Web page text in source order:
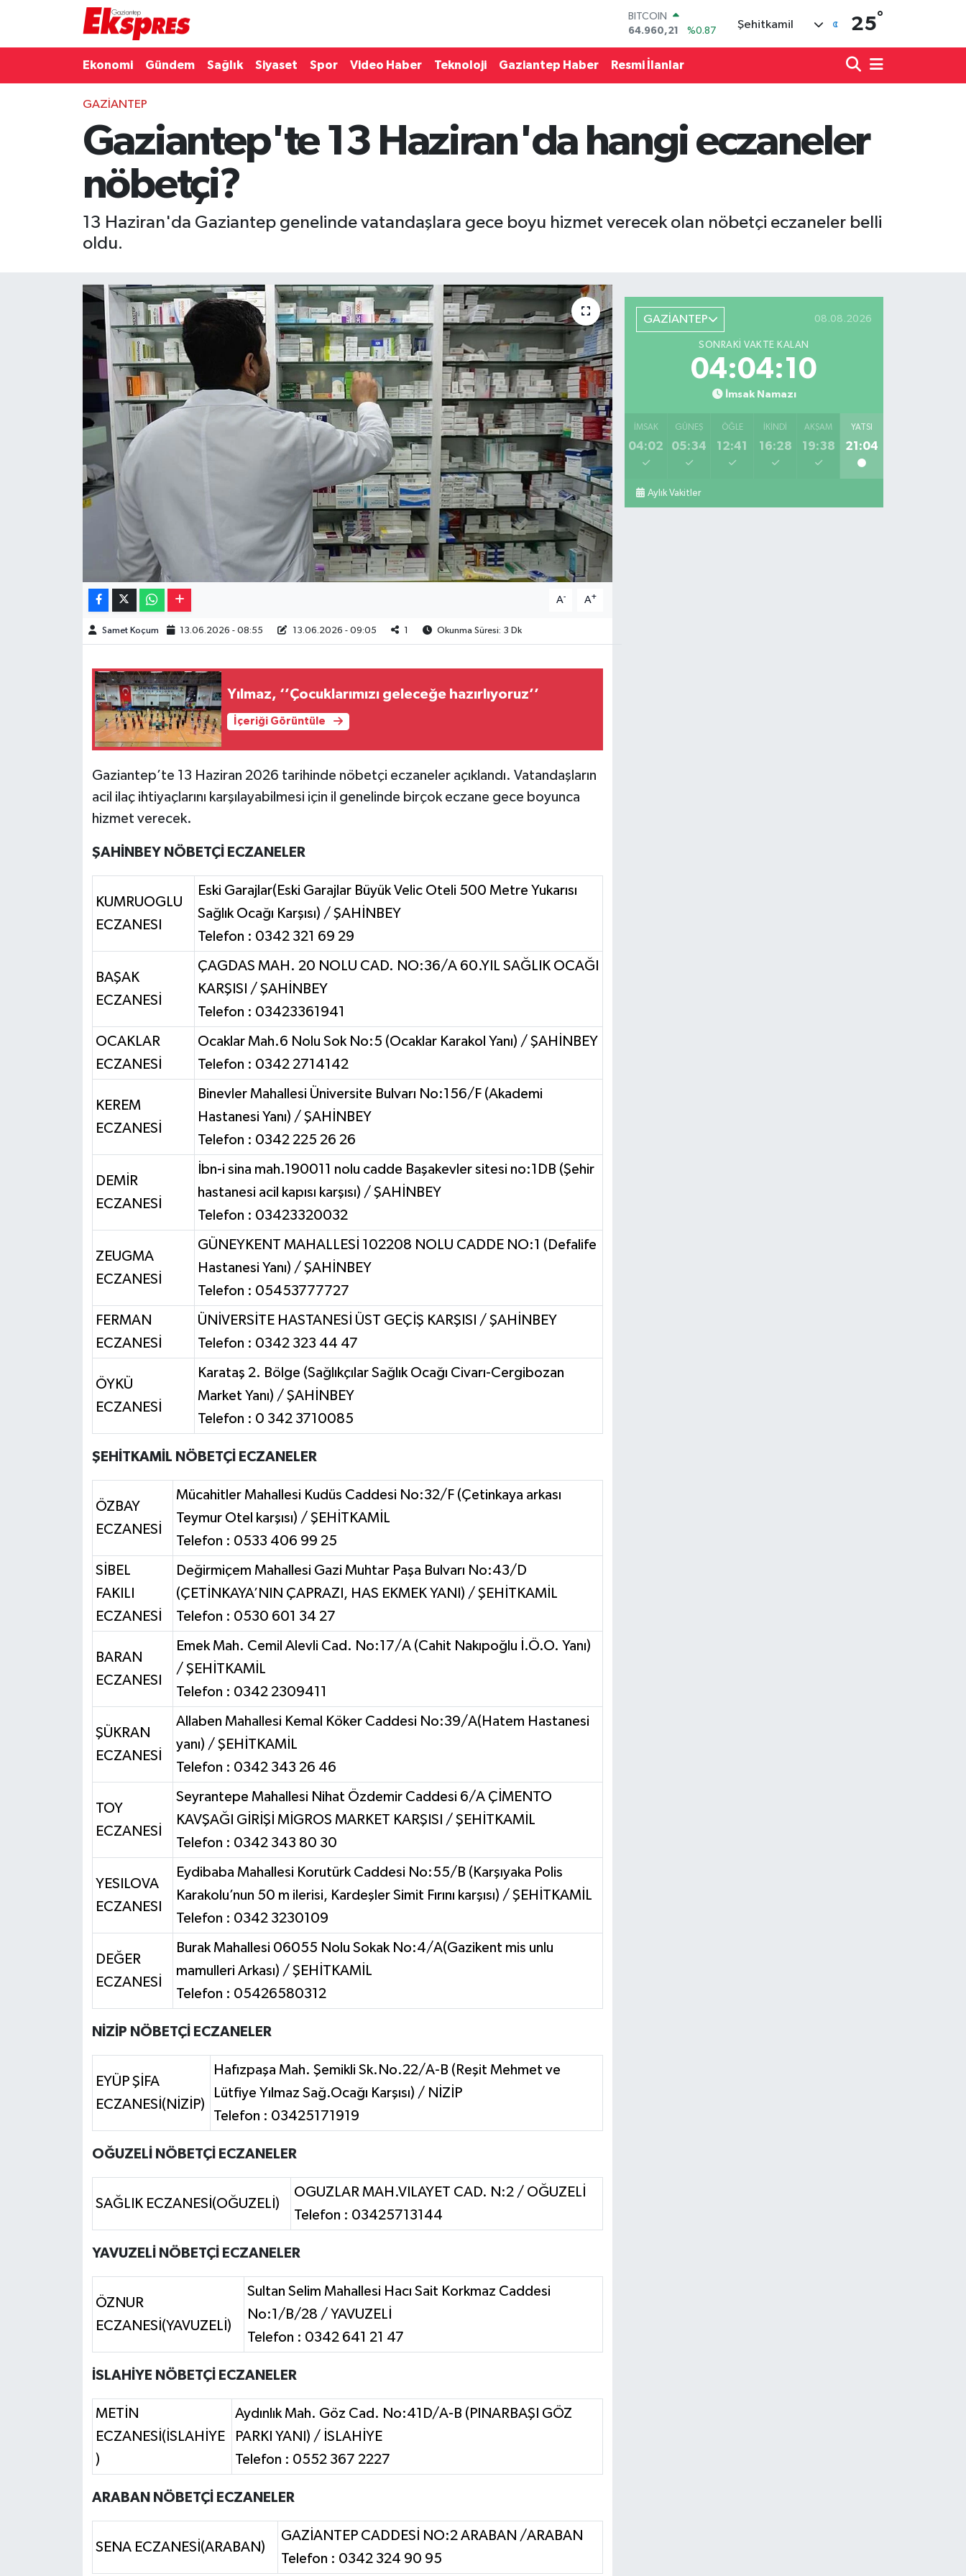
DOLAR
47,7436
%0.18
EURO
55,2510
BİST100
13.779
%-14
BITCOIN
Şehitkamil 25°
Ekonomi Gündem Sağlık Siyaset Spor Video Haber Teknoloji Gaziantep Haber Resmi İlanlar
GAZIANTEP
Gaziantep'te 13 Haziran'da hangi eczaneler
nöbetçi?
13 Haziran'da Gaziantep genelinde vatandaşlara gece boyu hizmet verecek olan nöbetçi eczaneler belli
oldu.
A- A+
Samet Koçum 13.06.2026 - 08:55 13.06.2026 - 09:05 Okunma Süresi: 3 Dk
Yılmaz, ‘’Çocuklarımızı geleceğe hazırlıyoruz’’
İçeriği Görüntüle
Gaziantep’te 13 Haziran 2026 tarihinde nöbetçi eczaneler açıklandı. Vatandaşların
acil ilaç ihtiyaçlarını karşılayabilmesi için il genelinde birçok eczane gece boyunca
hizmet verecek.
ŞAHİNBEY NÖBETÇİ ECZANELER
KUMRUOGLU
ECZANESI
Eski Garajlar(Eski Garajlar Büyük Velic Oteli 500 Metre Yukarısı
Sağlık Ocağı Karşısı) / ŞAHİNBEY
Telefon : 0342 321 69 29
BAŞAK
ECZANESİ
ÇAGDAS MAH. 20 NOLU CAD. NO:36/A 60.YIL SAĞLIK OCAĞI
KARŞISI / ŞAHİNBEY
Telefon : 03423361941
OCAKLAR
ECZANESİ
Ocaklar Mah.6 Nolu Sok No:5 (Ocaklar Karakol Yanı) / ŞAHİNBEY
Telefon : 0342 2714142
KEREM
ECZANESİ
Binevler Mahallesi Üniversite Bulvarı No:156/F (Akademi
Hastanesi Yanı) / ŞAHİNBEY
Telefon : 0342 225 26 26
DEMİR
ECZANESİ
İbn-i sina mah.190011 nolu cadde Başakevler sitesi no:1DB (Şehir
hastanesi acil kapısı karşısı) / ŞAHİNBEY
Telefon : 03423320032
ZEUGMA
ECZANESİ
GÜNEYKENT MAHALLESİ 102208 NOLU CADDE NO:1 (Defalife
Hastanesi Yanı) / ŞAHİNBEY
Telefon : 05453777727
FERMAN
ECZANESİ
ÜNİVERSİTE HASTANESİ ÜST GEÇİŞ KARŞISI / ŞAHİNBEY
Telefon : 0342 323 44 47
ÖYKÜ
ECZANESİ
Karataş 2. Bölge (Sağlıkçılar Sağlık Ocağı Civarı-Cergibozan
Market Yanı) / ŞAHİNBEY
Telefon : 0 342 3710085
ŞEHİTKAMİL NÖBETÇİ ECZANELER
ÖZBAY
ECZANESİ
Mücahitler Mahallesi Kudüs Caddesi No:32/F (Çetinkaya arkası
Teymur Otel karşısı) / ŞEHİTKAMİL
Telefon : 0533 406 99 25
SİBEL
FAKILI
ECZANESİ
Değirmiçem Mahallesi Gazi Muhtar Paşa Bulvarı No:43/D
(ÇETİNKAYA’NIN ÇAPRAZI, HAS EKMEK YANI) / ŞEHİTKAMİL
Telefon : 0530 601 34 27
BARAN
ECZANESI
Emek Mah. Cemil Alevli Cad. No:17/A (Cahit Nakıpoğlu İ.Ö.O. Yanı)
/ ŞEHİTKAMİL
Telefon : 0342 2309411
ŞÜKRAN
ECZANESİ
Allaben Mahallesi Kemal Köker Caddesi No:39/A(Hatem Hastanesi
yanı) / ŞEHİTKAMİL
Telefon : 0342 343 26 46
TOY
ECZANESİ
Seyrantepe Mahallesi Nihat Özdemir Caddesi 6/A ÇİMENTO
KAVŞAĞI GİRİŞİ MİGROS MARKET KARŞISI / ŞEHİTKAMİL
Telefon : 0342 343 80 30
YESILOVA
ECZANESI
Eydibaba Mahallesi Korutürk Caddesi No:55/B (Karşıyaka Polis
Karakolu’nun 50 m ilerisi, Kardeşler Simit Fırını karşısı) / ŞEHİTKAMİL
Telefon : 0342 3230109
DEĞER
ECZANESİ
Burak Mahallesi 06055 Nolu Sokak No:4/A(Gazikent mis unlu
mamulleri Arkası) / ŞEHİTKAMİL
Telefon : 05426580312
NİZİP NÖBETÇİ ECZANELER
EYÜP ŞİFA
ECZANESİ(NİZİP)
Hafızpaşa Mah. Şemikli Sk.No.22/A-B (Reşit Mehmet ve
Lütfiye Yılmaz Sağ.Ocağı Karşısı) / NİZİP
Telefon : 03425171919
OĞUZELİ NÖBETÇİ ECZANELER
SAĞLIK ECZANESİ(OĞUZELİ)
OGUZLAR MAH.VILAYET CAD. N:2 / OĞUZELİ
Telefon : 03425713144
YAVUZELİ NÖBETÇİ ECZANELER
ÖZNUR
ECZANESİ(YAVUZELİ)
Sultan Selim Mahallesi Hacı Sait Korkmaz Caddesi
No:1/B/28 / YAVUZELİ
Telefon : 0342 641 21 47
İSLAHİYE NÖBETÇİ ECZANELER
METİN
ECZANESİ(İSLAHİYE
)
Aydınlık Mah. Göz Cad. No:41D/A-B (PINARBAŞI GÖZ
PARKI YANI) / İSLAHİYE
Telefon : 0552 367 2227
ARABAN NÖBETÇİ ECZANELER
SENA ECZANESİ(ARABAN)
GAZİANTEP CADDESİ NO:2 ARABAN /ARABAN
Telefon : 0342 324 90 95
GAZİANTEP 08.08.2026
SONRAKI VAKTE KALAN
04:04:09
İmsak Namazı
İMSAK
04:02
GÜNEŞ
05:34
ÖĞLE
12:41
İKINDI
16:28
AKŞAM
19:38
YATSI
21:04
Aylık Vakitler
Gaziantep son dakika
Gündem
Haberler
Resmi İlanlar
Sinemalar
Video Haber
Yeme-İçme
Puan Durumu ve Fikstür
Son Dakika Haberleri
Haber Arşivi